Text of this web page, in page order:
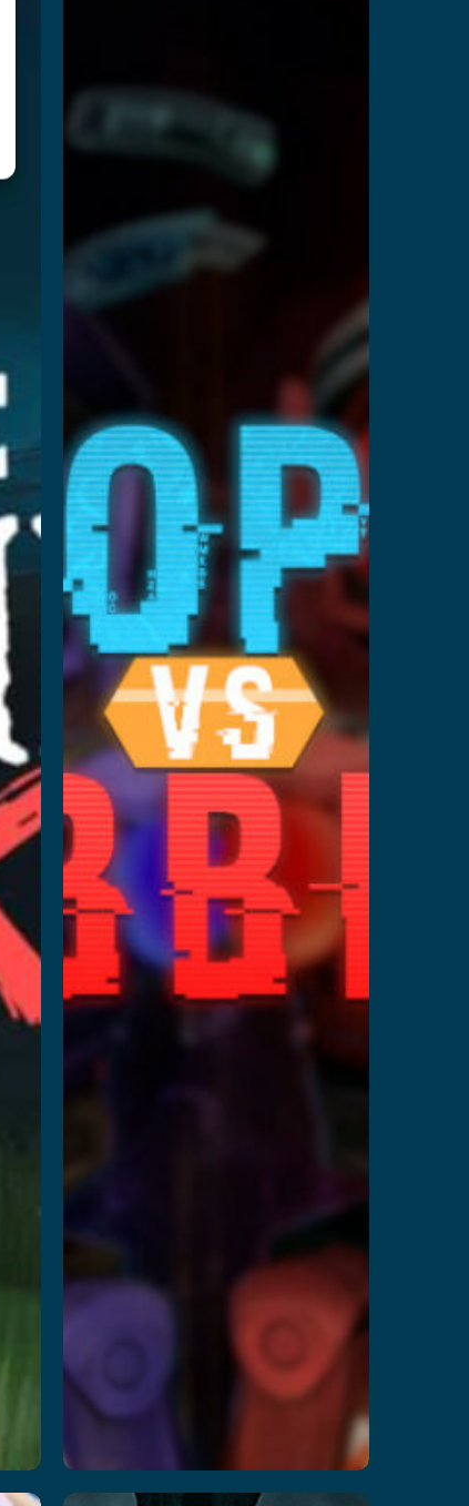
vs
Robbers
En savoir plus